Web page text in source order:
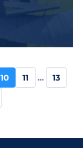
10 11 …
13